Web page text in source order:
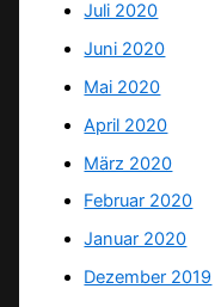
Juli 2020
Juni 2020
Mai 2020
April 2020
März 2020
Februar 2020
Januar 2020
Dezember 2019